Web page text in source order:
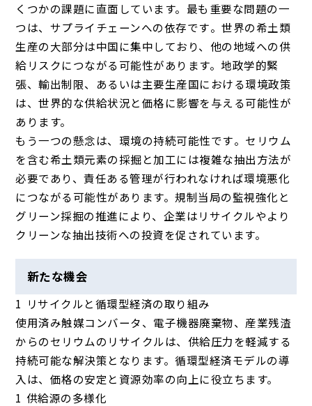
くつかの課題に直面しています。最も重要な問題の一
つは、 サプライチェーンへの依存です。世界の希土類
生産の大部分は中国に集中しており、他の地域への供
給リスクにつながる可能性があります。地政学的緊
張、輸出制限、あるいは主要生産国における環境政策
は、世界的な供給状況と価格に影響を与える可能性が
あります。
もう一つの懸念は、 環境の持続可能性です。セリウム
を含む希土類元素の採掘と加工には複雑な抽出方法が
必要であり、責任ある管理が行われなければ環境悪化
につながる可能性があります。規制当局の監視強化と
グリーン採掘の推進により、企業はリサイクルやより
クリーンな抽出技術への投資を促されています。
新たな機会
リサイクルと循環型経済の取り組み
使用済み触媒コンバータ、電子機器廃棄物、産業残渣
からのセリウムのリサイクルは、供給圧力を軽減する
持続可能な解決策となります。循環型経済モデルの導
入は、価格の安定と資源効率の向上に役立ちます。
供給源の多様化